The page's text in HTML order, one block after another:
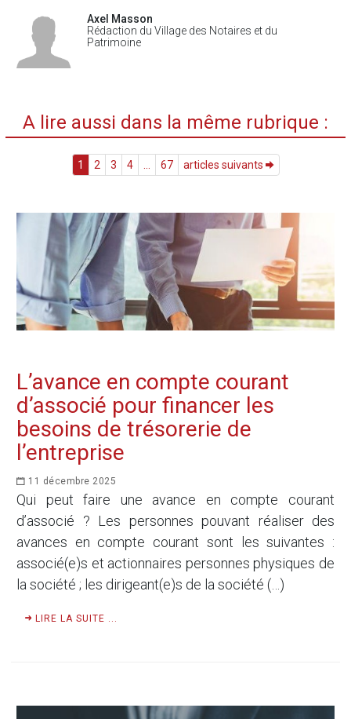
Axel Masson
Rédaction du Village des Notaires et du
Patrimoine
A lire aussi dans la même rubrique :
1 2 3 4 67 articles suivants
L’avance en compte courant
d’associé pour financer les
besoins de trésorerie de
l’entreprise
11 décembre 2025
Qui peut faire une avance en compte courant
d’associé ? Les personnes pouvant réaliser des
avances en compte courant sont les suivantes :
associé(e)s et actionnaires personnes physiques de
la société ; les dirigeant(e)s de la société (…)
LIRE LA SUITE ...